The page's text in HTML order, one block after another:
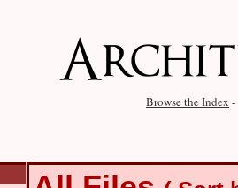
Browse the Index -